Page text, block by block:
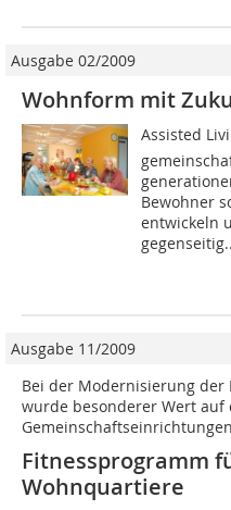
Ausgabe 02/2009
Wohnform mit
Assisted
Bewohner
entwickeln
Ausgabe 11/2009
Bei der Modernisierung
wurde besonderer Wert
Fitnessprogramm
Wohnquartiere